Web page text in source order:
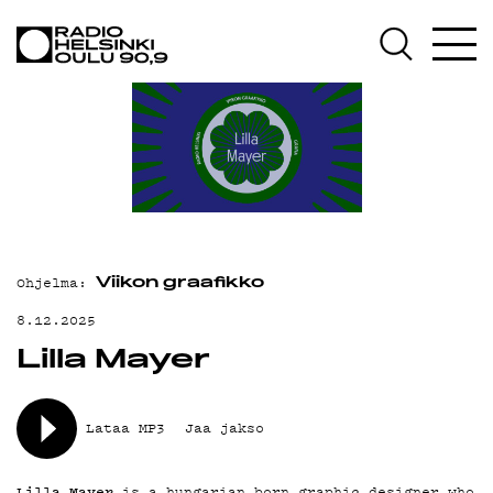
AJANKOHTAISTA
OHJELMAT
TEKIJÄT
ON-DEMAND
MAINOSTA
YHTEYSTIEDOT
G LIVELAB
YSTÄVÄKLUBI
TIETOSUOJA
Ohjelma: Viikon graafikko
8.12.2025
Lilla Mayer
Lataa MP3 Jaa jakso